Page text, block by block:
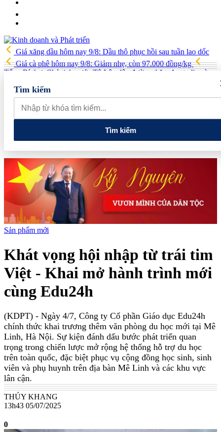
Giá xăng dầu hôm nay 9/8: Dầu thô phục hồi sau tuần lao dốc
Giá cà phê hôm nay 9/8: Giảm nhẹ, còn 97.000 đồng/kg
Tổng Bí thư, Chủ tịch nước Tô Lâm lên đường thăm Australia và
New Zealand
quan đến lĩnh vực tài chính, ngân hàng
Xử lý đến cùng các
vướng mắc, không đẩy doanh nghiệp đi vòng
Tìm kiếm
Tìm kiếm
Sản phẩm mới
Khát vọng hội nhập từ trái tim
Việt - Khai mở hành trình mới
cùng Edu24h
(KDPT) - Ngày 4/7, Công ty Cổ phần Giáo dục Edu24h
chính thức khai trương thêm văn phòng du học mới tại Mê
Linh, Hà Nội. Sự kiện đánh dấu bước phát triển quan
trọng trong chiến lược mở rộng hệ thống hỗ trợ du học
trên toàn quốc, đặc biệt phục vụ cộng đồng học sinh, sinh
viên và phụ huynh trên địa bàn Mê Linh và các khu vực
lân cận.
THÚY KHANG
13h43 05/07/2025
0